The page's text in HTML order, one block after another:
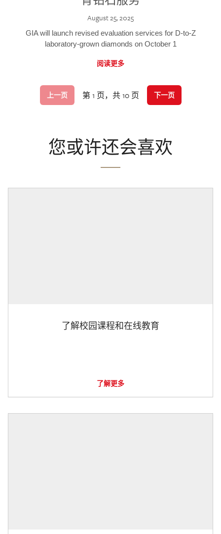
August 25, 2025
GIA will launch revised evaluation services for D-to-Z
laboratory-grown diamonds on October 1
阅读更多
上一页 第 1 页，共 10 页 下一页
您或许还会喜欢
了解校园课程和在线教育
了解更多